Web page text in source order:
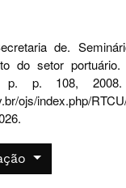
de.
do setor portuário.
p. 108, 2008.
ojs/index.php/